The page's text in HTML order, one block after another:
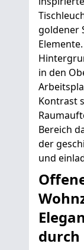
goldener
in den
Kontrast
Bereich
der
und
durch